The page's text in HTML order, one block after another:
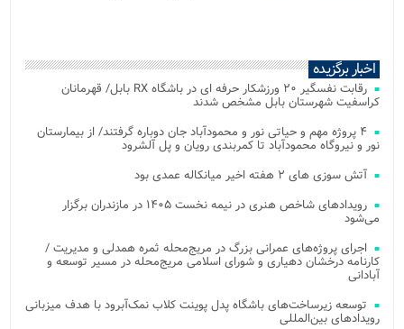
اخبار برگزیده
رقابت نفسگیر ۲۰ ورزشکار حرفه ای در باشگاه RX بابل/ قهرمانان
کراسفیت شهرستان بابل مشخص شدند
۴ پروژه مهم و حیاتی نور و محمودآباد جان دوباره گرفتند/ از بیمارستان
نور و نیروگاه محمودآباد تا کمربندی رویان و پل آلشرود
آتش‌ سوزی‌ های ۲ هفته اخیر میانکاله عمدی بود
رویدادهای شاخص هنری در نیمه نخست ۱۴۰۵ در مازندران برگزار
می‌شود
اجرای پروژه‌های عمرانی بزرگ در مریج‌محله ثمره همدلی و مدیریت /
کارنامه درخشان دهیاری و شورای اسلامی مریج‌محله در مسیر توسعه و
آبادانی
توسعه زیرساخت‌های باشگاه پدل پوینت کلاب نمک‌آبرود با هدف میزبانی
رویدادهای بین‌المللی